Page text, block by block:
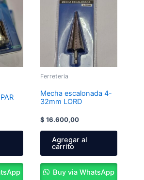
Ferreteria
Mecha escalonada 4-
32mm LORD
$ 16.600,00
Agregar al
carrito
Buy via WhatsApp